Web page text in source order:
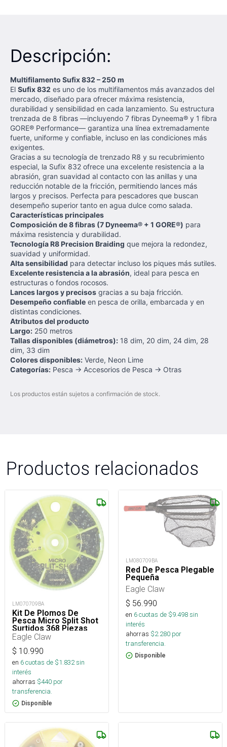
Descripción:
Multifilamento Sufix 832 – 250 m
El Sufix 832 es uno de los multifilamentos más avanzados del
mercado, diseñado para ofrecer máxima resistencia,
durabilidad y sensibilidad en cada lanzamiento. Su estructura
trenzada de 8 fibras —incluyendo 7 fibras Dyneema® y 1 fibra
GORE® Performance— garantiza una línea extremadamente
fuerte, uniforme y confiable, incluso en las condiciones más
exigentes.
Gracias a su tecnología de trenzado R8 y su recubrimiento
especial, la Sufix 832 ofrece una excelente resistencia a la
abrasión, gran suavidad al contacto con las anillas y una
reducción notable de la fricción, permitiendo lances más
largos y precisos. Perfecta para pescadores que buscan
desempeño superior tanto en agua dulce como salada.
Características principales
Composición de 8 fibras (7 Dyneema® + 1 GORE®) para
máxima resistencia y durabilidad.
Tecnología R8 Precision Braiding que mejora la redondez,
suavidad y uniformidad.
Alta sensibilidad para detectar incluso los piques más sutiles.
Excelente resistencia a la abrasión, ideal para pesca en
estructuras o fondos rocosos.
Lances largos y precisos gracias a su baja fricción.
Desempeño confiable en pesca de orilla, embarcada y en
distintas condiciones.
Atributos del producto
Largo: 250 metros
Tallas disponibles (diámetros): 18 dim, 20 dim, 24 dim, 28
dim, 33 dim
Colores disponibles: Verde, Neon Lime
Categorías: Pesca → Accesorios de Pesca → Otras
Los productos están sujetos a confirmación de stock.
Productos relacionados
LM070709BA
Kit De Plomos De
Pesca Micro Split Shot
Surtidos 368 Piezas
Eagle Claw
$ 10.990
en 6cuotas de $1.832sin
interés
ahorras $440 por
transferencia.
Disponible
LM080709BA
Red De Pesca Plegable
Pequeña
Eagle Claw
$ 56.990
en 6cuotas de $9.498sin
interés
ahorras $2.280 por
transferencia.
Disponible